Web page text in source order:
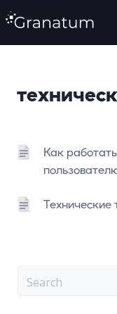
Как
Технические